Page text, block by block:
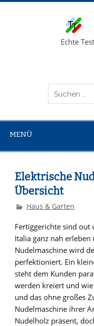
Echte
MENÜ
Elektrische
Übersicht
Haus & Garten
Fertiggerichte sind out
Italia ganz nah
Nudelmaschine wird
perfektioniert. Ein
steht dem Kunden
werden kreiert und
und das ohne großes
Nudelmaschine ihrer
Nudelholz präsent,